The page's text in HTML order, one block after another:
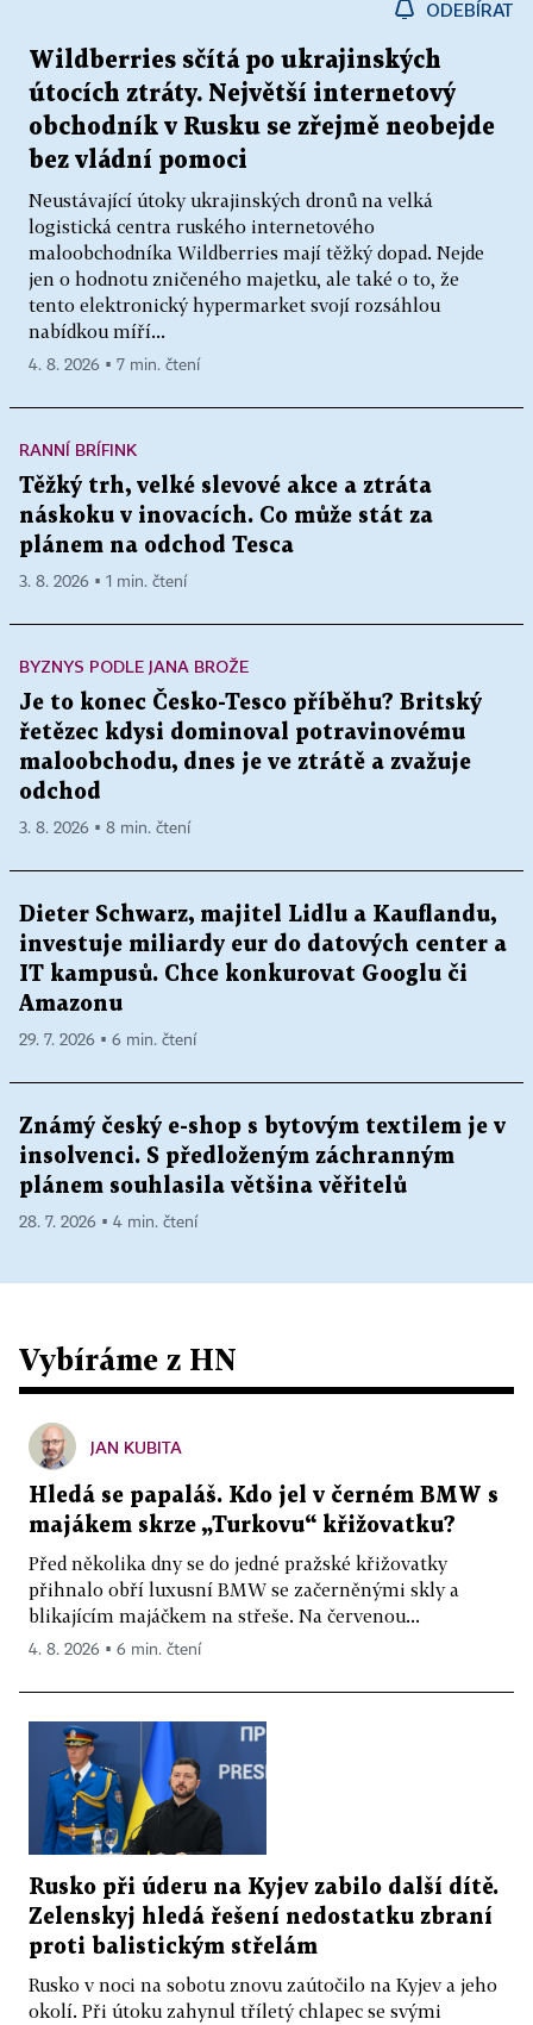
ODEBÍRAT
Wildberries sčítá po ukrajinských
útocích ztráty. Největší internetový
obchodník v Rusku se zřejmě neobejde
bez vládní pomoci
Neustávající útoky ukrajinských dronů na velká
logistická centra ruského internetového
maloobchodníka Wildberries mají těžký dopad. Nejde
jen o hodnotu zničeného majetku, ale také o to, že
tento elektronický hypermarket svojí rozsáhlou
nabídkou míří...
4. 8. 2026 ▪ 7 min. čtení
RANNÍ BRÍFINK
Těžký trh, velké slevové akce a ztráta
náskoku v inovacích. Co může stát za
plánem na odchod Tesca
3. 8. 2026 ▪ 1 min. čtení
BYZNYS PODLE JANA BROŽE
Je to konec Česko-Tesco příběhu? Britský
řetězec kdysi dominoval potravinovému
maloobchodu, dnes je ve ztrátě a zvažuje
odchod
3. 8. 2026 ▪ 8 min. čtení
Dieter Schwarz, majitel Lidlu a Kauflandu,
investuje miliardy eur do datových center a
IT kampusů. Chce konkurovat Googlu či
Amazonu
29. 7. 2026 ▪ 6 min. čtení
Známý český e-shop s bytovým textilem je v
insolvenci. S předloženým záchranným
plánem souhlasila většina věřitelů
28. 7. 2026 ▪ 4 min. čtení
Vybíráme z HN
JAN KUBITA
Hledá se papaláš. Kdo jel v černém BMW s
majákem skrze „Turkovu“ křižovatku?
Před několika dny se do jedné pražské křižovatky
přihnalo obří luxusní BMW se začerněnými skly a
blikajícím majáčkem na střeše. Na červenou...
4. 8. 2026 ▪ 6 min. čtení
Rusko při úderu na Kyjev zabilo další dítě.
Zelenskyj hledá řešení nedostatku zbraní
proti balistickým střelám
Rusko v noci na sobotu znovu zaútočilo na Kyjev a jeho
okolí. Při útoku zahynul tříletý chlapec se svými